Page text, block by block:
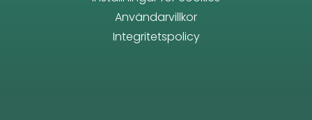
Användarvillkor
Integritetspolicy